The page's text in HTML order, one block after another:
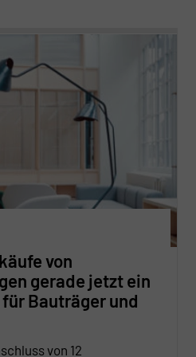
von
gerade jetzt ein
Bauträger und
von 12